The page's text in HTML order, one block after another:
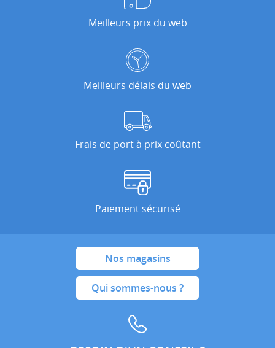
Meilleurs prix du web
Meilleurs délais du web
Frais de port à prix coûtant
Paiement sécurisé
Nos magasins
Qui sommes-nous ?